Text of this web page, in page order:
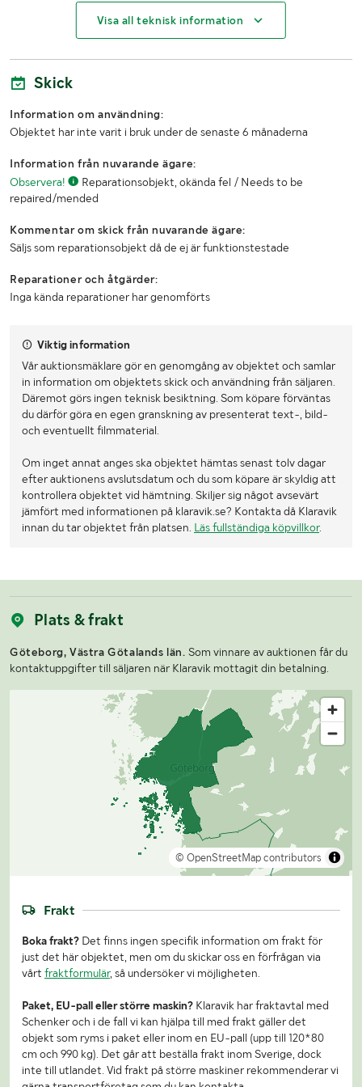
Visa all teknisk information
Skick
Information om användning:
Objektet har inte varit i bruk under de senaste 6 månaderna
Information från nuvarande ägare:
Observera!
Reparationsobjekt, okända fel / Needs to be
repaired/mended
Kommentar om skick från nuvarande ägare:
Säljs som reparationsobjekt då de ej är funktionstestade
Reparationer och åtgärder:
Inga kända reparationer har genomförts
Viktig information
Vår auktionsmäklare gör en genomgång av objektet och samlar
in information om objektets skick och användning från säljaren.
Däremot görs ingen teknisk besiktning. Som köpare förväntas
du därför göra en egen granskning av presenterat text-, bild-
och eventuellt filmmaterial.
Om inget annat anges ska objektet hämtas senast tolv dagar
efter auktionens avslutsdatum och du som köpare är skyldig att
kontrollera objektet vid hämtning. Skiljer sig något avsevärt
jämfört med informationen på klaravik.se? Kontakta då Klaravik
innan du tar objektet från platsen. Läs fullständiga köpvillkor.
Plats & frakt
Göteborg, Västra Götalands län. Som vinnare av auktionen får du
kontaktuppgifter till säljaren när Klaravik mottagit din betalning.
© OpenStreetMap contributors
Frakt
Boka frakt? Det finns ingen specifik information om frakt för
just det här objektet, men om du skickar oss en förfrågan via
vårt fraktformulär, så undersöker vi möjligheten.
Paket, EU-pall eller större maskin? Klaravik har fraktavtal med
Schenker och i de fall vi kan hjälpa till med frakt gäller det
objekt som ryms i paket eller inom en EU-pall (upp till 120*80
cm och 990 kg). Det går att beställa frakt inom Sverige, dock
inte till utlandet. Vid frakt på större maskiner rekommenderar vi